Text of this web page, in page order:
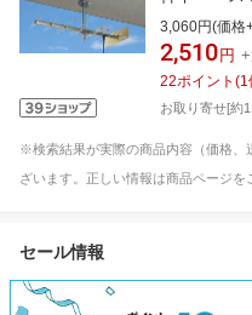
3,060円(価格
2,510 円
22ポイント (1
お取り寄せ[約
※検索結果が実際の商品内容（価格、
ざいます。正しい情報は商品ページを
セール情報